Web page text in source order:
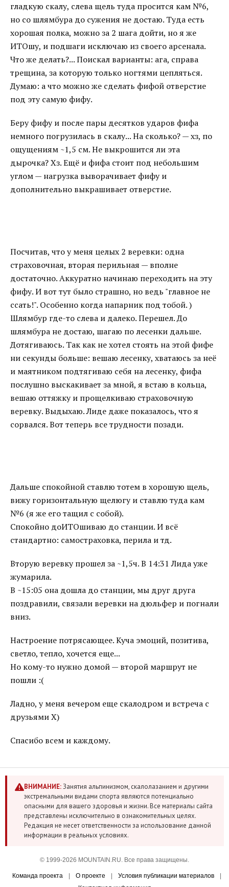
гладкую скалу, слева щель туда просится кам №6,
но со шлямбура до сужения не достаю. Туда есть
хорошая полка, можно за 2 шага дойти, но я же
ИТОшу, и подшаги исключаю из своего арсенала.
Что же делать?... Поискал варианты: ага, справа
трещина, за которую только ногтями цепляться.
Думаю: а что можно же сделать фифой отверстие
под эту самую фифу.
Беру фифу и после пары десятков ударов фифа
немного погрузилась в скалу... На сколько? — хз, по
ощущениям ~1,5 см. Не выкрошится ли эта
дырочка? Хз. Ещё и фифа стоит под небольшим
углом — нагрузка выворачивает фифу и
дополнительно выкрашивает отверстие.
Посчитав, что у меня целых 2 веревки: одна
страховочная, вторая перильная — вполне
достаточно. Аккуратно начинаю переходить на эту
фифу. И вот тут было страшно, но ведь "главное не
ссать!". Особенно когда напарник под тобой.)
Шлямбур где-то слева и далеко. Перешел. До
шлямбура не достаю, шагаю по лесенки дальше.
Дотягиваюсь. Так как не хотел стоять на этой фифе
ни секунды больше: вешаю лесенку, хватаюсь за неё
и маятником подтягиваю себя на лесенку, фифа
послушно выскакивает за мной, я встаю в кольца,
вешаю оттяжку и прощелкиваю страховочную
веревку. Выдыхаю. Лиде даже показалось, что я
сорвался. Вот теперь все трудности позади.
Дальше спокойной ставлю тотем в хорошую щель,
вижу горизонтальную щелюгу и ставлю туда кам
№6 (я же его тащил с собой).
Спокойно доИТОшиваю до станции. И всё
стандартно: самостраховка, перила и тд.
Вторую веревку прошел за ~1,5ч. В 14:31 Лида уже
жумарила.
В ~15:05 она дошла до станции, мы друг друга
поздравили, связали веревки на дюльфер и погнали
вниз.
Настроение потрясающее. Куча эмоций, позитива,
светло, тепло, хочется еще...
Но кому-то нужно домой — второй маршрут не
пошли :(
Ладно, у меня вечером еще скалодром и встреча с
друзьями Х)
Спасибо всем и каждому.
ВНИМАНИЕ:Занятия альпинизмом, скалолазанием и другими
экстремальными видами спорта являются потенциально
опасными для вашего здоровья и жизни. Все материалы сайта
представлены исключительно в ознакомительных целях.
Редакция не несет ответственности за использование данной
информации в реальных условиях.
© 1999-2026 MOUNTAIN.RU. Все права защищены.
Команда проекта О проекте Условия публикации материалов